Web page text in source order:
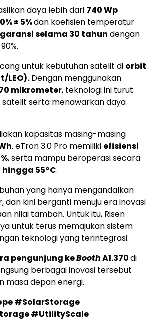
daya lebih dari 740 Wp
± 5%dan koefisien temperatur
garansi selama 30 tahun dengan
untuk kebutuhan satelit di orbit
LEO). Dengan menggunakan
mikrometer, teknologi ini turut
serta menawarkan daya
kapasitas masing-masing
. eTron 3.0 Pro memiliki efisiensi
, serta mampu beroperasi secara
hingga 55°C.
yang hanya mengandalkan
kini berganti menuju era inovasi
nilai tambah. Untuk itu, Risen
untuk terus memajukan sistem
teknologi yang terintegrasi.
pengunjung keBoothA1.370di
berbagai inovasi tersebut
masa depan energi.
#SolarStorage
#UtilityScale